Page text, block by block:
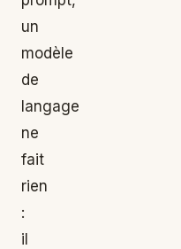
un
modèle
de
langage
ne
fait
rien
:
il